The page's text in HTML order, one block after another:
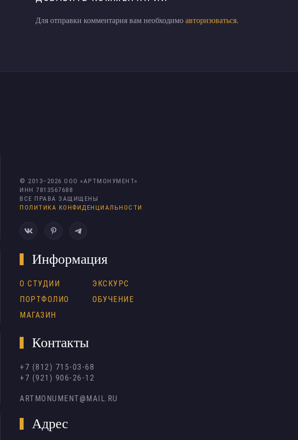
Для отправки комментария вам необходимо авторизоваться.
© 2013– 2026 ООО «АРТМОНУМЕНТ»
ИНН 7813567688
ВСЕ ПРАВА ЗАЩИЩЕНЫ
ПОЛИТИКА КОНФИДЕНЦИАЛЬНОСТИ
Информация
О СТУДИИ
ПОРТФОЛИО
МАГАЗИН
ЭКСКУРС
ОБУЧЕНИЕ
Контакты
+7 (812) 715-03-68
+7 (921) 906-26-12
ARTMONUMENT@MAIL.RU
Адрес